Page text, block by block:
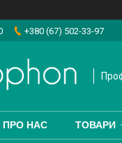
+380 (67) 502-33-97
ПРО НАС ТОВАРИ